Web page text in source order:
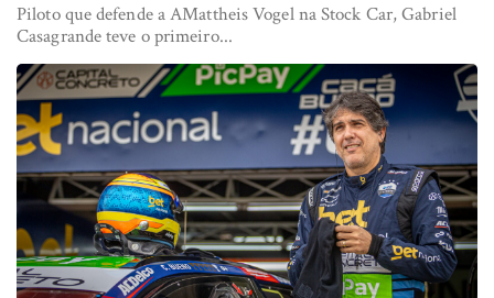
Piloto que defende a AMattheis Vogel na Stock Car, Gabriel
Casagrande teve o primeiro...